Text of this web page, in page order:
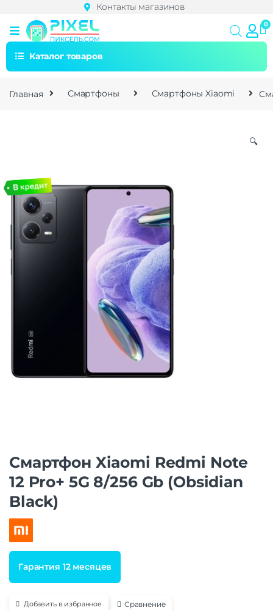
Контакты магазинов
Каталог товаров
Главная Смартфоны Смартфоны Xiaomi
🔍
Смартфон Xiaomi Redmi Note
12 Pro+ 5G 8/256 Gb (Obsidian
Black)
Гарантия 12 месяцев
Добавить в избранное Сравнение